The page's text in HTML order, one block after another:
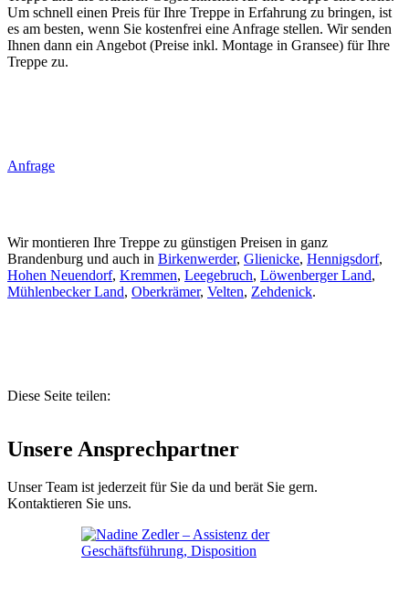
Um schnell einen Preis für Ihre Treppe in Erfahrung zu bringen, ist
es am besten, wenn Sie kostenfrei eine Anfrage stellen. Wir senden
Ihnen dann ein Angebot (Preise inkl. Montage in Gransee) für Ihre
Treppe zu.
Anfrage
Wir montieren Ihre Treppe zu günstigen Preisen in ganz
Brandenburg und auch in Birkenwerder, Glienicke, Hennigsdorf,
Hohen Neuendorf, Kremmen, Leegebruch, Löwenberger Land,
Mühlenbecker Land, Oberkrämer, Velten, Zehdenick.
Diese Seite teilen:
Unsere Ansprechpartner
Unser Team ist jederzeit für Sie da und berät Sie gern.
Kontaktieren Sie uns.